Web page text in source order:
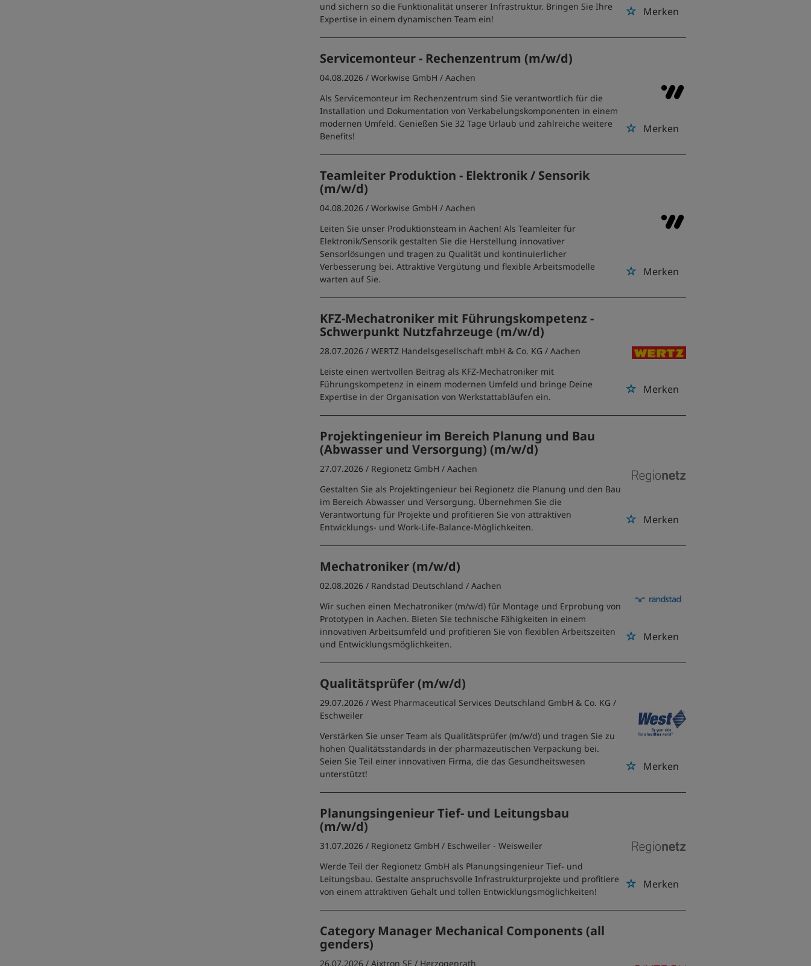
Merken
und sichern so die Funktionalität unserer Infrastruktur. Bringen Sie Ihre
Expertise in einem dynamischen Team ein!
Servicemonteur - Rechenzentrum (m/w/d)
Merken
04.08.2026 /Workwise GmbH / Aachen
Als Servicemonteur im Rechenzentrum sind Sie verantwortlich für die
Installation und Dokumentation von Verkabelungskomponenten in einem
modernen Umfeld. Genießen Sie 32 Tage Urlaub und zahlreiche weitere
Benefits!
Teamleiter Produktion - Elektronik / Sensorik
(m/w/d)
Merken
04.08.2026 /Workwise GmbH / Aachen
Leiten Sie unser Produktionsteam in Aachen! Als Teamleiter für
Elektronik/Sensorik gestalten Sie die Herstellung innovativer
Sensorlösungen und tragen zu Qualität und kontinuierlicher
Verbesserung bei. Attraktive Vergütung und flexible Arbeitsmodelle
warten auf Sie.
KFZ-Mechatroniker mit Führungskompetenz -
Schwerpunkt Nutzfahrzeuge (m/w/d)
Merken
28.07.2026 /WERTZ Handelsgesellschaft mbH & Co. KG / Aachen
Leiste einen wertvollen Beitrag als KFZ-Mechatroniker mit
Führungskompetenz in einem modernen Umfeld und bringe Deine
Expertise in der Organisation von Werkstattabläufen ein.
Projektingenieur im Bereich Planung und Bau
(Abwasser und Versorgung) (m/w/d)
Merken
27.07.2026 / Regionetz GmbH / Aachen
Gestalten Sie als Projektingenieur bei Regionetz die Planung und den Bau
im Bereich Abwasser und Versorgung. Übernehmen Sie die
Verantwortung für Projekte und profitieren Sie von attraktiven
Entwicklungs- und Work-Life-Balance-Möglichkeiten.
Mechatroniker (m/w/d)
Merken
02.08.2026 / Randstad Deutschland / Aachen
Wir suchen einen Mechatroniker (m/w/d) für Montage und Erprobung von
Prototypen in Aachen. Bieten Sie technische Fähigkeiten in einem
innovativen Arbeitsumfeld und profitieren Sie von flexiblen Arbeitszeiten
und Entwicklungsmöglichkeiten.
Qualitätsprüfer (m/w/d)
Merken
29.07.2026 /West Pharmaceutical Services Deutschland GmbH & Co. KG /
Eschweiler
Verstärken Sie unser Team als Qualitätsprüfer (m/w/d) und tragen Sie zu
hohen Qualitätsstandards in der pharmazeutischen Verpackung bei.
Seien Sie Teil einer innovativen Firma, die das Gesundheitswesen
unterstützt!
Planungsingenieur Tief- und Leitungsbau
(m/w/d)
Merken
31.07.2026 / Regionetz GmbH / Eschweiler - Weisweiler
Werde Teil der Regionetz GmbH als Planungsingenieur Tief- und
Leitungsbau. Gestalte anspruchsvolle Infrastrukturprojekte und profitiere
von einem attraktiven Gehalt und tollen Entwicklungsmöglichkeiten!
Category Manager Mechanical Components (all
genders)
26.07.2026 /Aixtron SE / Herzogenrath